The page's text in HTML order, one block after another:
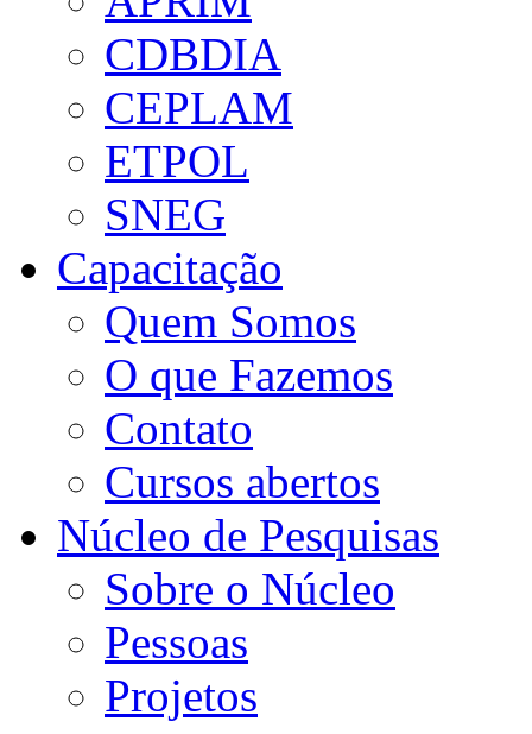
CDBDIA
CEPLAM
ETPOL
SNEG
Capacitação
Quem Somos
O que Fazemos
Contato
Cursos abertos
Núcleo de Pesquisas
Sobre o Núcleo
Pessoas
Projetos